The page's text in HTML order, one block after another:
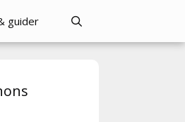
guider